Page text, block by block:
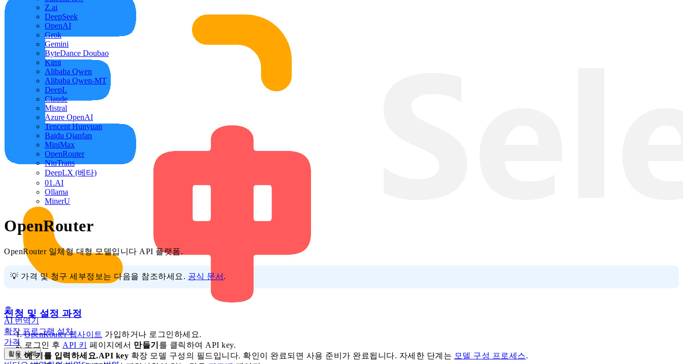
홈
AI 번역기
확장 프로그램 설치
가격
활용 사례
Z.ai
DeepSeek
OpenAI
Grok
Gemini
ByteDance Doubao
Kimi
Alibaba Qwen
Alibaba Qwen-MT
DeepL
Claude
Mistral
Azure OpenAI
Tencent Hunyuan
Baidu Qianfan
MiniMax
OpenRouter
NiuTrans
DeepLX (베타)
01.AI
Ollama
MinerU
OpenRouter
OpenRouter 일체형 대형 모델입니다 API 플랫폼.
💡 가격 및 청구 세부정보는 다음을 참조하세요. 공식 문서 .
신청 및 설정 과정
OpenRouter 웹사이트 가입하거나 로그인하세요.
로그인 후 API 키 페이지에서 만들기 를 클릭하여 API key.
에 키를 입력하세요.API key 확장 모델 구성의 필드입니다. 확인이 완료되면 사용 준비가 완료됩니다. 자세한 단계는 모델 구성 프로세스.